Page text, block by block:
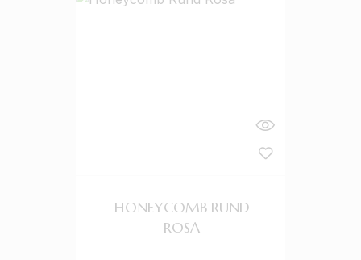
HONEYCOMB RUND
ROSA